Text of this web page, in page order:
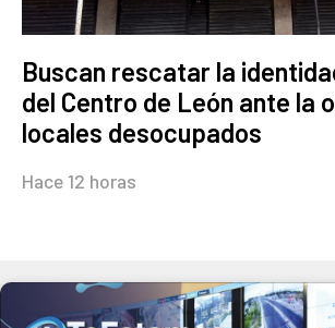
Buscan rescatar la
del Centro de León ante la
locales desocupados
Hace 12 horas